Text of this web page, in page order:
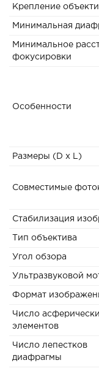
Крепление
Минимальная
Минимальное
фокусировки
Особенности
Размеры (D x L)
Совместимые
Стабилизация
Тип объектива
Угол обзора
Ультразвуковой
Формат
Число
элементов
Число лепестков
диафрагмы